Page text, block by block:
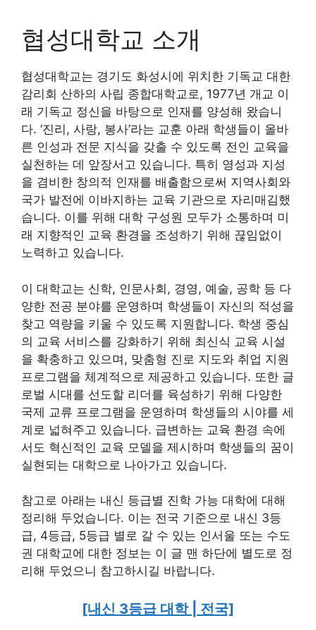
협성대학교 소개
협성대학교는 경기도 화성시에 위치한 기독교 대한
감리회 산하의 사립 종합대학교로, 1977년 개교 이
래 기독교 정신을 바탕으로 인재를 양성해 왔습니
다. ‘진리, 사랑, 봉사’라는 교훈 아래 학생들이 올바
른 인성과 전문 지식을 갖출 수 있도록 전인 교육을
실천하는 데 앞장서고 있습니다. 특히 영성과 지성
을 겸비한 창의적 인재를 배출함으로써 지역사회와
국가 발전에 이바지하는 교육 기관으로 자리매김했
습니다. 이를 위해 대학 구성원 모두가 소통하며 미
래 지향적인 교육 환경을 조성하기 위해 끊임없이
노력하고 있습니다.
이 대학교는 신학, 인문사회, 경영, 예술, 공학 등 다
양한 전공 분야를 운영하며 학생들이 자신의 적성을
찾고 역량을 키울 수 있도록 지원합니다. 학생 중심
의 교육 서비스를 강화하기 위해 최신식 교육 시설
을 확충하고 있으며, 맞춤형 진로 지도와 취업 지원
프로그램을 체계적으로 제공하고 있습니다. 또한 글
로벌 시대를 선도할 리더를 육성하기 위해 다양한
국제 교류 프로그램을 운영하며 학생들의 시야를 세
계로 넓혀주고 있습니다. 급변하는 교육 환경 속에
서도 혁신적인 교육 모델을 제시하며 학생들의 꿈이
실현되는 대학으로 나아가고 있습니다.
참고로 아래는 내신 등급별 진학 가능 대학에 대해
정리해 두었습니다. 이는 전국 기준으로 내신 3등
급, 4등급, 5등급 별로 갈 수 있는 인서울 또는 수도
권 대학교에 대한 정보는 이 글 맨 하단에 별도로 정
리해 두었으니 참고하시길 바랍니다.
[내신 3등급 대학 | 전국]